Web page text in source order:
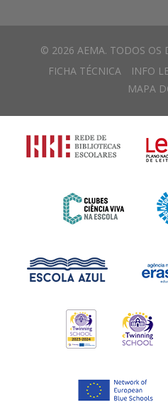
© 2026 AEMA. TODOS OS
FICHA TÉCNICA
INFO
MAPA